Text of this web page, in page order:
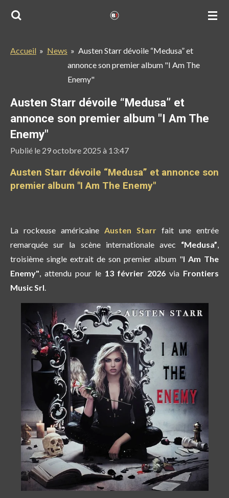
Passer
principal
Accueil » News » Austen Starr dévoile “Medusa” et
annonce son premier album "I Am The
Enemy"
Austen Starr dévoile “Medusa” et
annonce son premier album "I Am The
Enemy"
Publié le 29 octobre 2025 à 13:47
Austen Starr dévoile “Medusa” et annonce son
premier album "I Am The Enemy"
La rockeuse américaine Austen Starr fait une entrée
remarquée sur la scène internationale avec “Medusa”,
troisième single extrait de son premier album "I Am The
Enemy", attendu pour le 13 février 2026 via Frontiers
Music Srl.